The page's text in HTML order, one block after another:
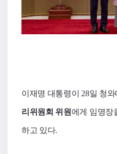
이재명 대통령이 28일 청와
리위원회 위원에게 임명장
하고 있다.